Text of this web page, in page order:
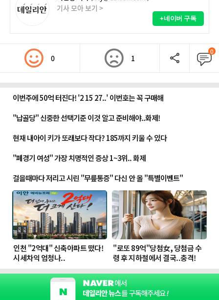
기사 모아 보기 >
+네이버 구독
0 1
0